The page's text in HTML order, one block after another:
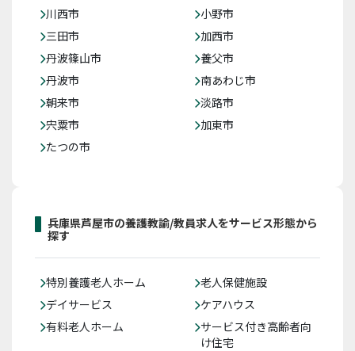
川西市
小野市
三田市
加西市
丹波篠山市
養父市
丹波市
南あわじ市
朝来市
淡路市
宍粟市
加東市
たつの市
兵庫県芦屋市の養護教諭/教員求人をサービス形態から
探す
特別養護老人ホーム
老人保健施設
デイサービス
ケアハウス
有料老人ホーム
サービス付き高齢者向
け住宅